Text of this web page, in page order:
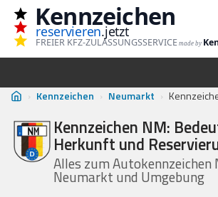
Zum
Inhalt
Kennzeichen
reservieren.jetzt
FREIER KFZ-ZULASSUNGSSERVICE made by
› Kennzeichen › Neumarkt ›
Kennzeichen NM:
Herkunft und
Alles zum Autokennzeichen
Neumarkt und Umgebung